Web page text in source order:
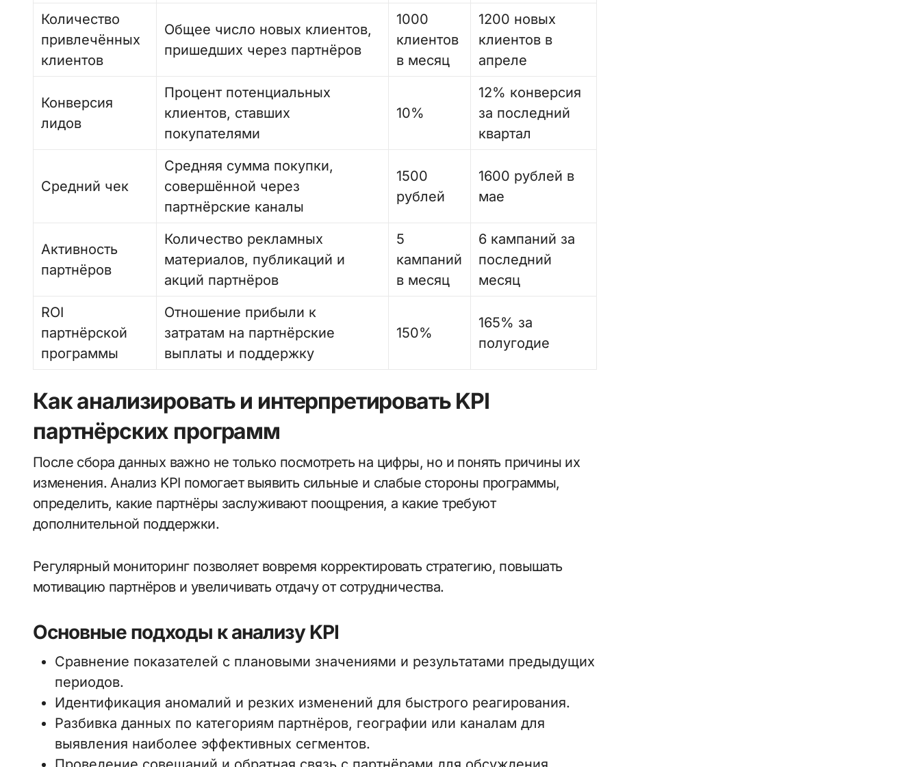
Количество
привлечённых
клиентов
Общее число новых клиентов,
пришедших через партнёров
1000
клиентов
в месяц
1200 новых
клиентов в
апреле
Конверсия
лидов
Процент потенциальных
клиентов, ставших
покупателями
10%
12% конверсия
за последний
квартал
Средний чек
Средняя сумма покупки,
совершённой через
партнёрские каналы
1500
рублей
1600 рублей в
мае
Активность
партнёров
Количество рекламных
материалов, публикаций и
акций партнёров
5
кампаний
в месяц
6 кампаний за
последний
месяц
ROI
партнёрской
программы
Отношение прибыли к
затратам на партнёрские
выплаты и поддержку
150%
165% за
полугодие
Как анализировать и интерпретировать KPI
партнёрских программ
После сбора данных важно не только посмотреть на цифры, но и понять причины их
изменения. Анализ KPI помогает выявить сильные и слабые стороны программы,
определить, какие партнёры заслуживают поощрения, а какие требуют
дополнительной поддержки.
Регулярный мониторинг позволяет вовремя корректировать стратегию, повышать
мотивацию партнёров и увеличивать отдачу от сотрудничества.
Основные подходы к анализу KPI
Сравнение показателей с плановыми значениями и результатами предыдущих
периодов.
Идентификация аномалий и резких изменений для быстрого реагирования.
Разбивка данных по категориям партнёров, географии или каналам для
выявления наиболее эффективных сегментов.